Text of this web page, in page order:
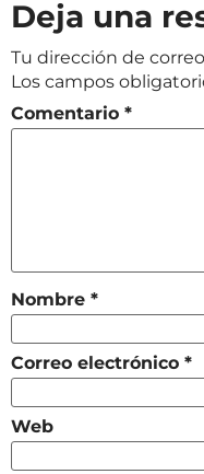
Deja una
Tu dirección de
Los campos
Comentario *
Nombre *
Correo electrónico *
Web